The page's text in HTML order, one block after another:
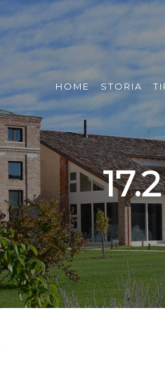
HOME STORIA